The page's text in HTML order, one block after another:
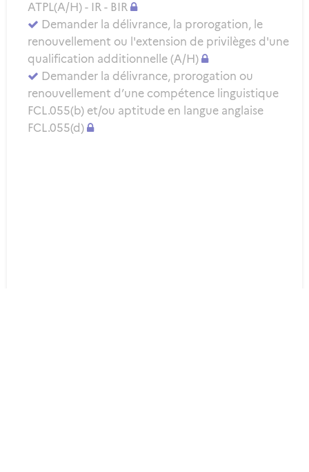
ATPL(A/H) - IR - BIR
Demander la délivrance, la prorogation, le
renouvellement ou l'extension de privilèges d'une
qualification additionnelle (A/H)
Demander la délivrance, prorogation ou
renouvellement d’une compétence linguistique
FCL.055(b) et/ou aptitude en langue anglaise
FCL.055(d)